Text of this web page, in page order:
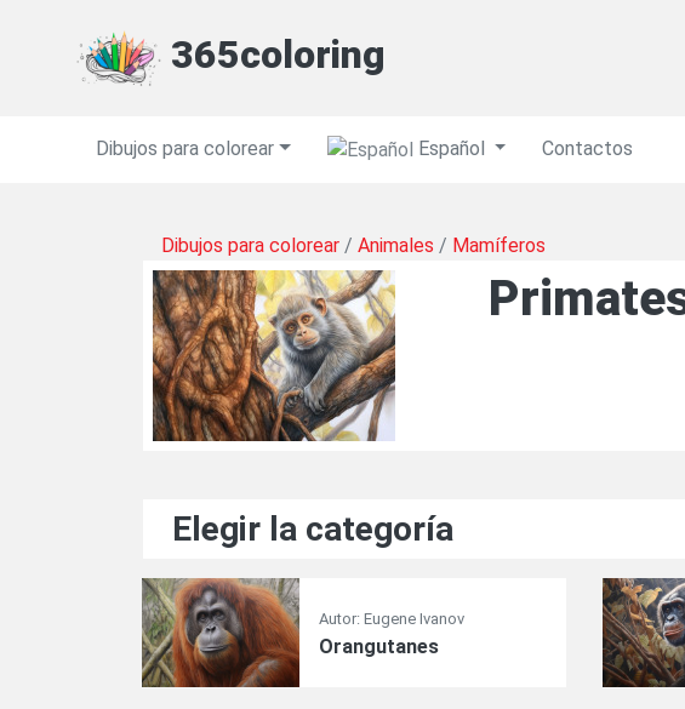
365coloring
Dibujos para colorear Español Contactos
Dibujos para colorear / Animales / Mamíferos
Elegir la categoría
Autor: Eugene Ivanov
Orangutanes